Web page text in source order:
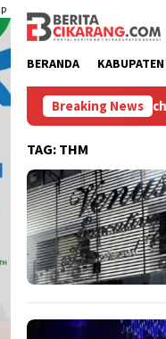
BERANDA
Breaking News
Lima Batching Plant
TAG: THM